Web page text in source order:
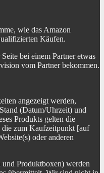
wie das Amazon
Käufen.
bei einem Partner etwas
vom Partner bekommen.
angezeigt werden,
(Datum/Uhrzeit) und
Produkts gelten die
die zum Kaufzeitpunkt [auf
oder anderen
Produktboxen) werden